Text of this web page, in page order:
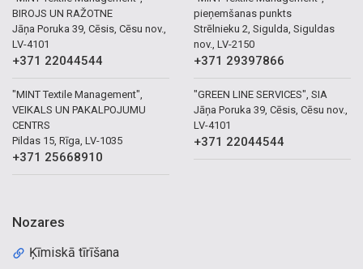
BIROJS UN RAŽOTNE
Jāņa Poruka 39, Cēsis, Cēsu nov.,
LV-4101
+371 22044544
"MINT Textile Management",
VEIKALS UN PAKALPOJUMU
CENTRS
Pildas 15, Rīga, LV-1035
+371 25668910
pieņemšanas punkts
Strēlnieku 2, Sigulda, Siguldas
nov., LV-2150
+371 29397866
"GREEN LINE SERVICES", SIA
Jāņa Poruka 39, Cēsis, Cēsu nov.,
LV-4101
+371 22044544
Nozares
Ķīmiskā tīrīšana